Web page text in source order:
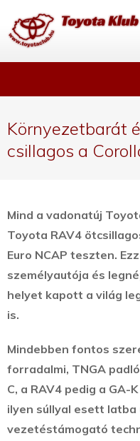
Környezetbarát
csillagos a
Mind a vadonatúj
Toyota RAV4
Euro NCAP teszten.
személyautója és
helyet kapott a világ
is.
Mindebben fontos
forradalmi, TNGA
C, a RAV4 pedig a GA-
ilyen súllyal esett
vezetéstámogató